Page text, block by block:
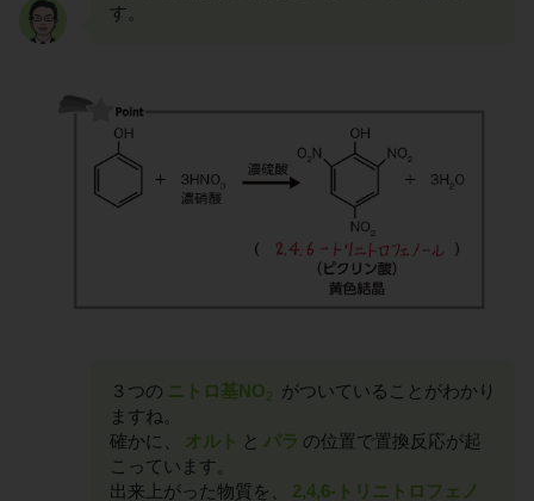
す。
３つの ニトロ基NO2
がついていることがわかり
ますね。
確かに、
オルト と パラ の位置で置換反応が起
こっています。
出来上がった物質を、
2,4,6-トリニトロフェノ